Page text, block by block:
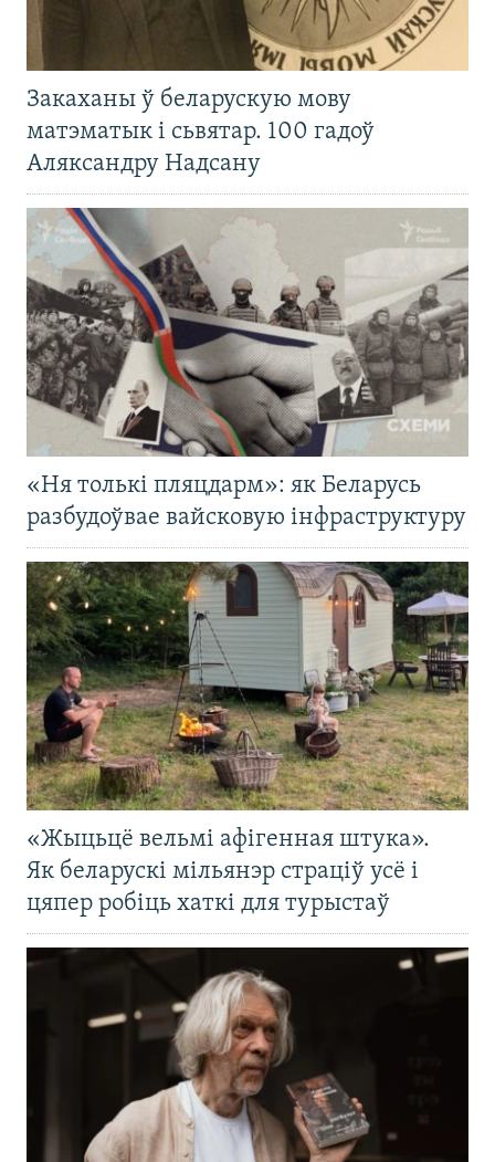
Закаханы ў беларускую мову
матэматык і сьвятар. 100 гадоў
Аляксандру Надсану
«Ня толькі пляцдарм»: як Беларусь
разбудоўвае вайсковую інфраструктуру
«Жыцьцё вельмі афігенная штука».
Як беларускі мільянэр страціў усё і
цяпер робіць хаткі для турыстаў